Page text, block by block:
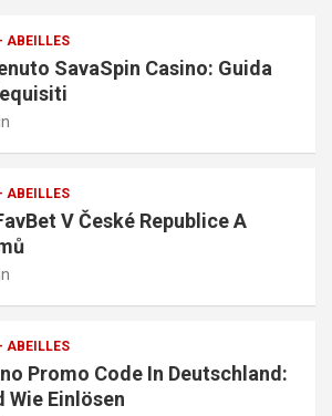
ABEILLES
SavaSpin Casino: Guida
ABEILLES
V České Republice A
ABEILLES
Promo Code In Deutschland:
Wie Einlösen